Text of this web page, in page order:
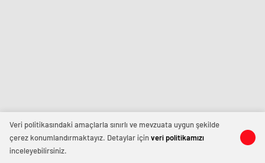
Veri politikasındaki amaçlarla sınırlı ve mevzuata uygun şekilde
çerez konumlandırmaktayız. Detaylar içinveri politikamızı
inceleyebilirsiniz.